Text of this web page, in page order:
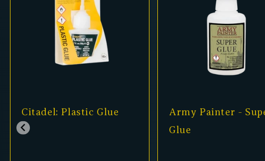
Citadel: Plastic Glue
Army Painter -
Glue